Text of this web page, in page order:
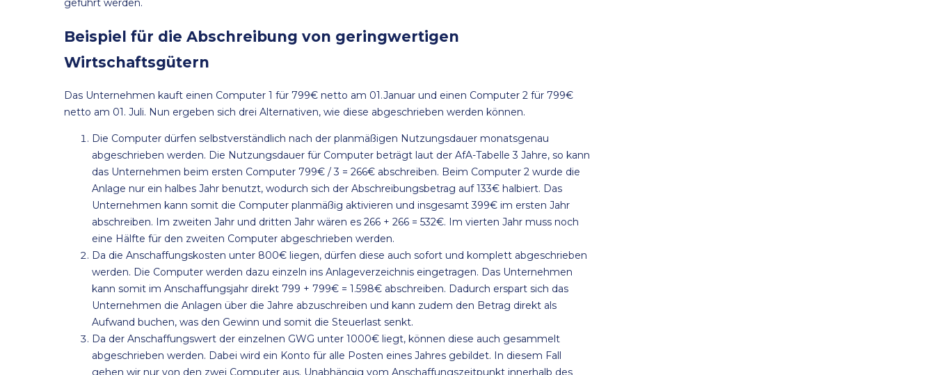
geführt werden.
Beispiel für die Abschreibung von geringwertigen
Wirtschaftsgütern
Das Unternehmen kauft einen Computer 1 für 799€ netto am 01.Januar und einen Computer 2 für 799€
netto am 01. Juli. Nun ergeben sich drei Alternativen, wie diese abgeschrieben werden können.
Die Computer dürfen selbstverständlich nach der planmäßigen Nutzungsdauer monatsgenau
abgeschrieben werden. Die Nutzungsdauer für Computer beträgt laut der AfA-Tabelle 3 Jahre, so kann
das Unternehmen beim ersten Computer 799€ / 3 = 266€ abschreiben. Beim Computer 2 wurde die
Anlage nur ein halbes Jahr benutzt, wodurch sich der Abschreibungsbetrag auf 133€ halbiert. Das
Unternehmen kann somit die Computer planmäßig aktivieren und insgesamt 399€ im ersten Jahr
abschreiben. Im zweiten Jahr und dritten Jahr wären es 266 + 266 = 532€. Im vierten Jahr muss noch
eine Hälfte für den zweiten Computer abgeschrieben werden.
Da die Anschaffungskosten unter 800€ liegen, dürfen diese auch sofort und komplett abgeschrieben
werden. Die Computer werden dazu einzeln ins Anlageverzeichnis eingetragen. Das Unternehmen
kann somit im Anschaffungsjahr direkt 799 + 799€ = 1.598€ abschreiben. Dadurch erspart sich das
Unternehmen die Anlagen über die Jahre abzuschreiben und kann zudem den Betrag direkt als
Aufwand buchen, was den Gewinn und somit die Steuerlast senkt.
Da der Anschaffungswert der einzelnen GWG unter 1000€ liegt, können diese auch gesammelt
abgeschrieben werden. Dabei wird ein Konto für alle Posten eines Jahres gebildet. In diesem Fall
gehen wir nur von den zwei Computer aus. Unabhängig vom Anschaffungszeitpunkt innerhalb des